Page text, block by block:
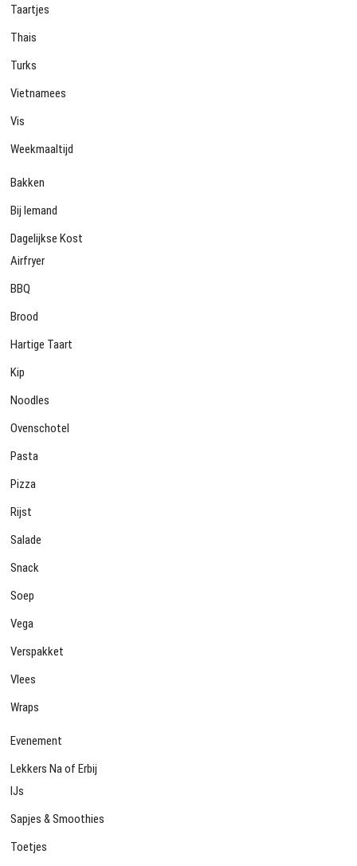
Taartjes
Thais
Turks
Vietnamees
Vis
Weekmaaltijd
Bakken
Bij Iemand
Dagelijkse Kost
Airfryer
BBQ
Brood
Hartige Taart
Kip
Noodles
Ovenschotel
Pasta
Pizza
Rijst
Salade
Snack
Soep
Vega
Verspakket
Vlees
Wraps
Evenement
Lekkers Na of Erbij
IJs
Sapjes & Smoothies
Toetjes